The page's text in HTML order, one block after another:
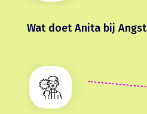
Wat doet Anita bij Angst